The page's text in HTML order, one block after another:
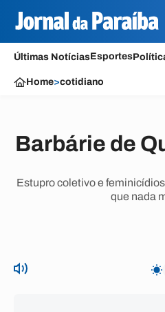
Últimas NotíciasEsportes
Home>cotidiano
Barbárie de
Estupro coletivo e
que nada